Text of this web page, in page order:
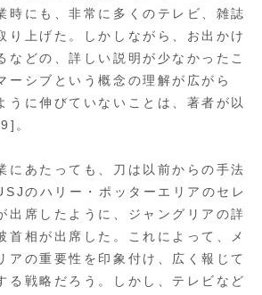
時にも、非常に多くのテレビ、雑誌
り上げた。しかしながら、お出かけ
などの、詳しい説明が少なかったこ
ーシブという概念の理解が広がら
うに伸びていないことは、著者が以
。
にあたっても、刀は以前からの手法
のハリー・ポッターエリアのセレ
出席したように、ジャングリアの詳
首相が出席した。これによって、メ
アの重要性を印象付け、広く報じて
る戦略だろう。しかし、テレビなど